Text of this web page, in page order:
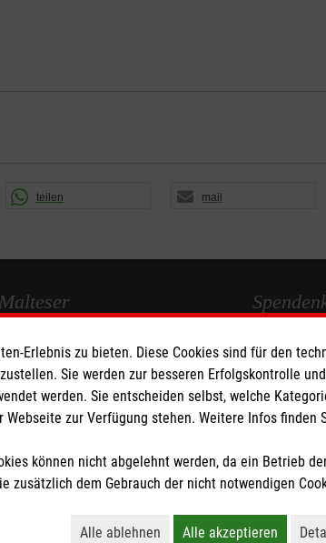
teilen mail
in Deutschland
Bank: Pax-
IBAN:
Erlebnis zu bieten. Diese Cookies sind für den
Sie werden zur besseren Erfolgskontrolle
werden. Sie entscheiden selbst, welche
zur Verfügung stehen. Weitere Infos
können nicht abgelehnt werden, da ein Betrieb
zusätzlich dem Gebrauch der nicht notwendigen
Alle ablehnen
Alle akzeptieren